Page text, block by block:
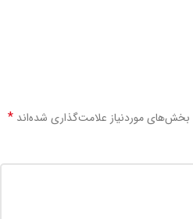
بخش‌های موردنیاز علامت‌گذاری شده‌اند *